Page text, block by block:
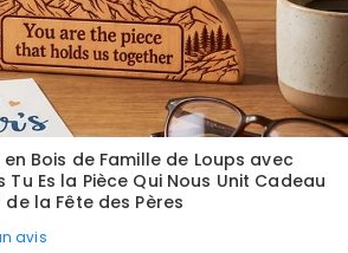
en Bois de Famille de Loups avec
Tu Es la Pièce Qui Nous Unit Cadeau
la Fête des Pères
avis